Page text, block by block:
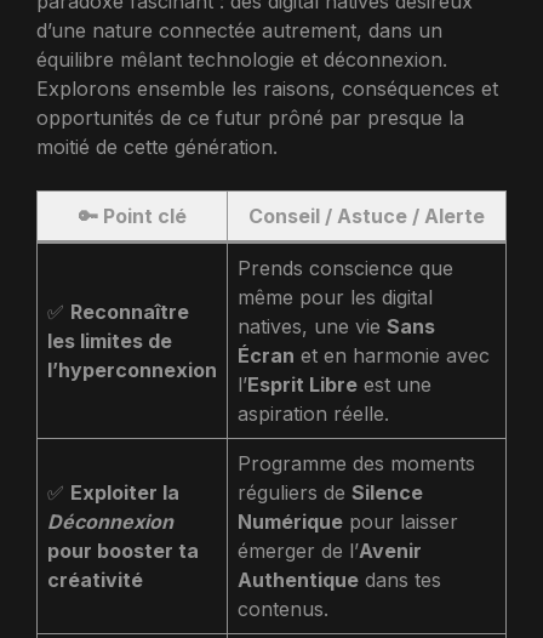
d’une nature connectée autrement, dans un
équilibre mêlant technologie et déconnexion.
Explorons ensemble les raisons, conséquences et
opportunités de ce futur prôné par presque la
moitié de cette génération.
🔑 Point clé Conseil / Astuce / Alerte
✅ Reconnaître
les limites de
l’hyperconnexion
Prends conscience que
même pour les digital
natives, une vie Sans
Écran et en harmonie avec
l’Esprit Libre est une
aspiration réelle.
✅ Exploiter la
Déconnexion
pour booster ta
créativité
Programme des moments
réguliers de Silence
Numérique pour laisser
émerger de l’Avenir
Authentique dans tes
contenus.